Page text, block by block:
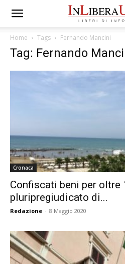
Home Tags Fernando Mancini
Tag: Fernando
Cronaca
Confiscati beni per
pluripregiudicato di...
Redazione - 8 Maggio 2020